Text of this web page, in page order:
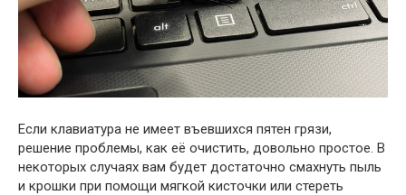
Если клавиатура не имеет въевшихся пятен грязи,
решение проблемы, как её очистить, довольно простое. В
некоторых случаях вам будет достаточно смахнуть пыль
и крошки при помощи мягкой кисточки или стереть